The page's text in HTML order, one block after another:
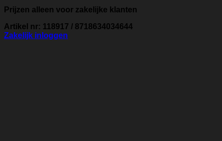
Prijzen alleen voor zakelijke klanten
Artikel nr: 118917 / 8718634034644
Zakelijk inloggen